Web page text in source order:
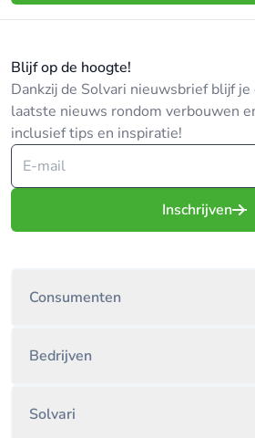
Blijf op de hoogte!
Dankzij de Solvari nieuwsbrief blijf
laatste nieuws rondom verbouwen
inclusief tips en inspiratie!
Inschrijven
Consumenten
Bedrijven
Solvari